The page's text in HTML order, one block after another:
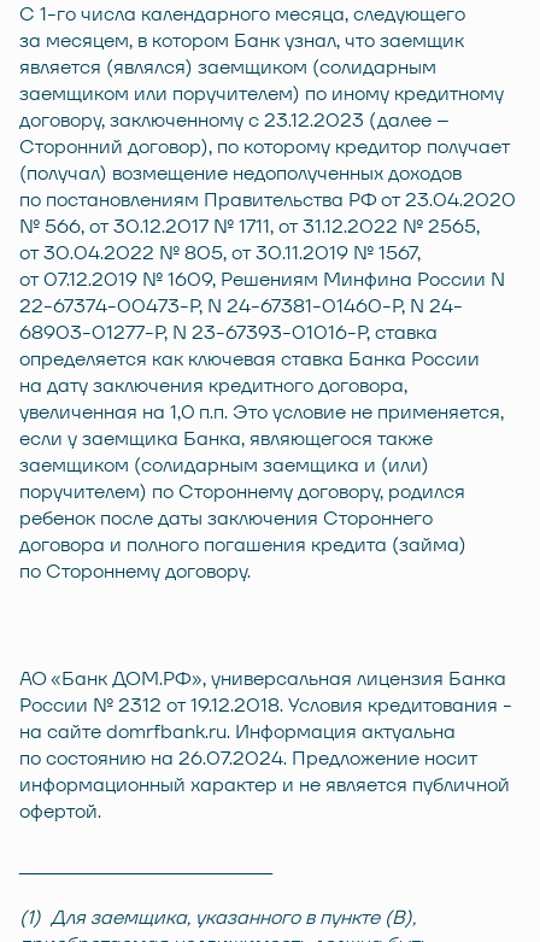
С 1-го числа календарного месяца, следующего
за месяцем, в котором Банк узнал, что заемщик
является (являлся) заемщиком (солидарным
заемщиком или поручителем) по иному кредитному
договору, заключенному с 23.12.2023 (далее –
Сторонний договор), по которому кредитор получает
(получал) возмещение недополученных доходов
по постановлениям Правительства РФ от 23.04.2020
№ 566, от 30.12.2017 № 1711, от 31.12.2022 № 2565,
от 30.04.2022 № 805, от 30.11.2019 № 1567,
от 07.12.2019 № 1609, Решениям Минфина России N
22-67374-00473-Р, N 24-67381-01460-Р, N 24-
68903-01277-Р, N 23-67393-01016-Р, ставка
определяется как ключевая ставка Банка России
на дату заключения кредитного договора,
увеличенная на 1,0 п.п. Это условие не применяется,
если у заемщика Банка, являющегося также
заемщиком (солидарным заемщика и (или)
поручителем) по Стороннему договору, родился
ребенок после даты заключения Стороннего
договора и полного погашения кредита (займа)
по Стороннему договору.
АО «Банк ДОМ.РФ», универсальная лицензия Банка
России № 2312 от 19.12.2018. Условия кредитования -
на сайтеdomrfbank.ru. Информация актуальна
по состоянию на 26.07.2024. Предложение носит
информационный характер и не является публичной
офертой.
(1) Для заемщика, указанного в пункте (В),